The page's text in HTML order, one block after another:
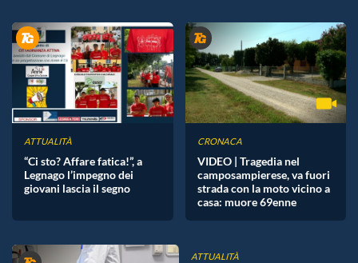
ATTUALITÀ
“Ci sto? Affare fatica!”, a
Legnago l’impegno dei
giovani lascia il segno
CRONACA
VIDEO | Tragedia nel
camposampierese, va fuori
strada con la moto vicino a
casa: muore 69enne
ATTUALITÀ